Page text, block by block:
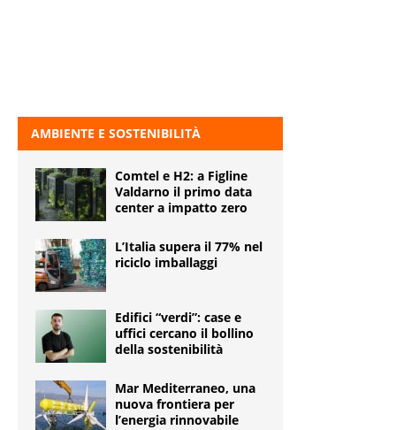
AMBIENTE E SOSTENIBILITÀ
Comtel e H2: a Figline
Valdarno il primo data
center a impatto zero
L’Italia supera il 77% nel
riciclo imballaggi
Edifici “verdi”: case e
uffici cercano il bollino
della sostenibilità
Mar Mediterraneo, una
nuova frontiera per
l’energia rinnovabile